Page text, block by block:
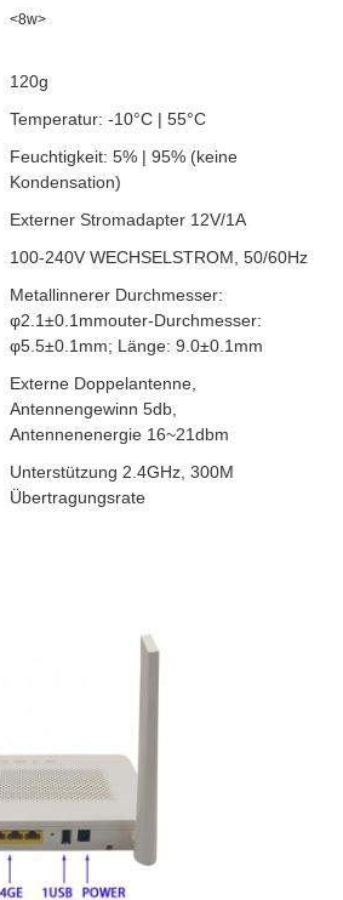
<8w>
120g
Temperatur: -10°C | 55°C
Feuchtigkeit: 5% | 95% (keine
Kondensation)
Externer Stromadapter 12V/1A
100-240V WECHSELSTROM, 50/60Hz
Metallinnerer Durchmesser:
φ2.1±0.1mmouter-Durchmesser:
φ5.5±0.1mm; Länge: 9.0±0.1mm
Externe Doppelantenne,
Antennengewinn 5db,
Antennenenergie 16~21dbm
Unterstützung 2.4GHz, 300M
Übertragungsrate